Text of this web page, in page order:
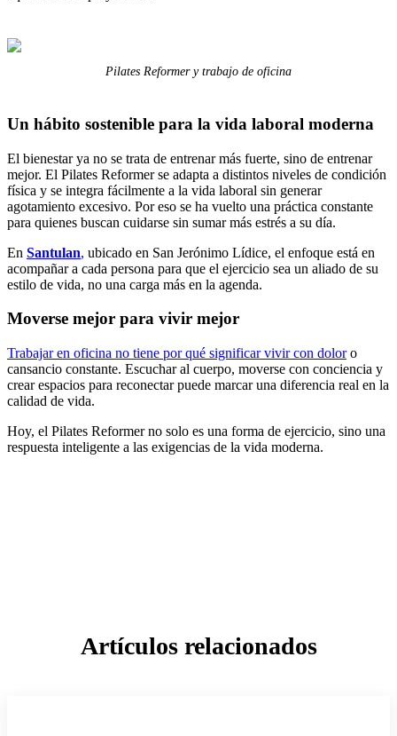
Pilates Reformer y trabajo de oficina
Un hábito sostenible para la vida laboral moderna
El bienestar ya no se trata de entrenar más fuerte, sino de entrenar
mejor. El Pilates Reformer se adapta a distintos niveles de condición
física y se integra fácilmente a la vida laboral sin generar
agotamiento excesivo. Por eso se ha vuelto una práctica constante
para quienes buscan cuidarse sin sumar más estrés a su día.
En Santulan, ubicado en San Jerónimo Lídice, el enfoque está en
acompañar a cada persona para que el ejercicio sea un aliado de su
estilo de vida, no una carga más en la agenda.
Moverse mejor para vivir mejor
Trabajar en oficina no tiene por qué significar vivir con doloro
cansancio constante. Escuchar al cuerpo, moverse con conciencia y
crear espacios para reconectar puede marcar una diferencia real en la
calidad de vida.
Hoy, el Pilates Reformer no solo es una forma de ejercicio, sino una
respuesta inteligente a las exigencias de la vida moderna.
Artículos relacionados